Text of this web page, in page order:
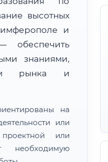
высотных
и
знаниями,
рынка и
на
или
или
необходимую